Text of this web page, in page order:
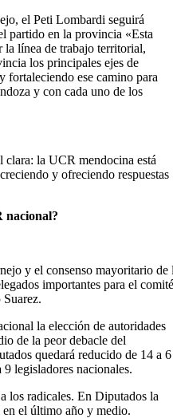
el Peti Lombardi seguirá
partido en la provincia «Esta
la línea de trabajo territorial,
los principales ejes de
fortaleciendo ese camino para
y con cada uno de los
clara: la UCR mendocina está
y ofreciendo respuestas
nacional?
y el consenso mayoritario de
importantes para el
la elección de autoridades
de la peor debacle del
quedará reducido de 14 a 6
legisladores nacionales.
los radicales. En Diputados la
el último año y medio.